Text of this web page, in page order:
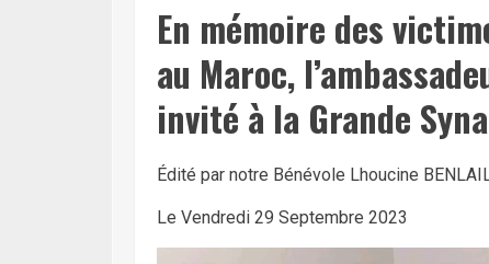
En mémoire des
au Maroc,
invité à la Grande
Édité par notre Bénévole Lhoucine
Le Vendredi 29 Septembre 2023